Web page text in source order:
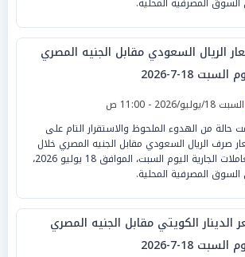
الريال السعودي مقابل الجنيه المصري
السبت 18-7-2026
السبت 18/يوليو/2026 - 11:00 ص
حالة من الهدوء الملحوظ والاستقرار التام على
صرف الريال السعودي مقابل الجنيه المصري خلال
التعاملات الجارية اليوم السبت، الموافق 18 يوليو 2026،
المصرفية المحلية.
الدينار الكويتي مقابل الجنيه المصري
السبت 18-7-2026